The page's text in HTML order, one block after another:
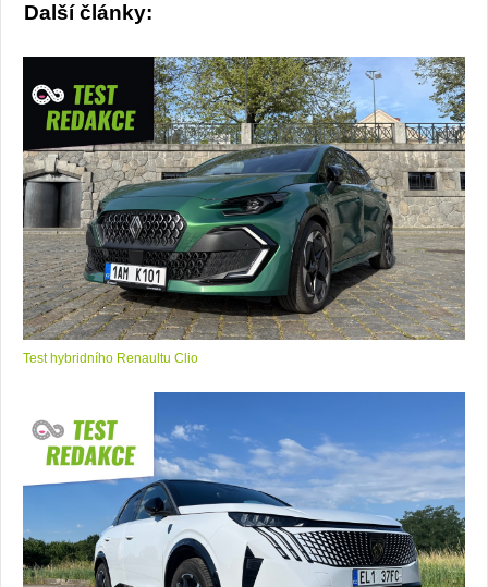
Další články:
Test hybridního Renaultu Clio